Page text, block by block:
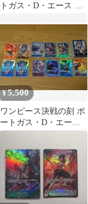
トガス・D・エース モ
¥5,500
ワンピース決戦の刻 ポ
ートガス・D・エース
ドン！パラレル